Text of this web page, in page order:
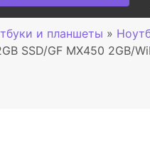
и планшеты »
SSD/GF MX450 2GB/